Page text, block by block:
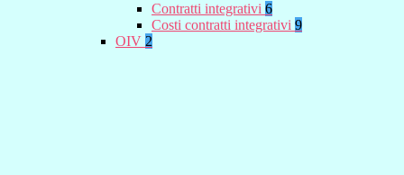
Contratti integrativi 6
Costi contratti integrativi 9
OIV 2